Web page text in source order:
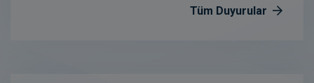
Tüm Duyurular